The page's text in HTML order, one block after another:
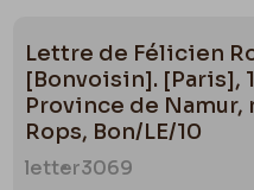
Lettre de Félicien
[Bonvoisin]. [Paris],
Province de Namur,
Rops, Bon/LE/10
letter3069